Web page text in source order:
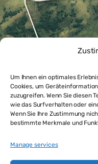
Um Ihnen ein optimales
Cookies, um
zuzugreifen. Wenn Sie diesen
wie das Surfverhalten oder
Wenn Sie Ihre Zustimmung
bestimmte Merkmale und
Manage services
Landwirtschaft-
Investition mit Zukunft
$146,000